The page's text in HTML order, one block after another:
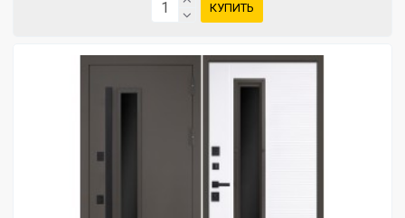
КУПИТЬ